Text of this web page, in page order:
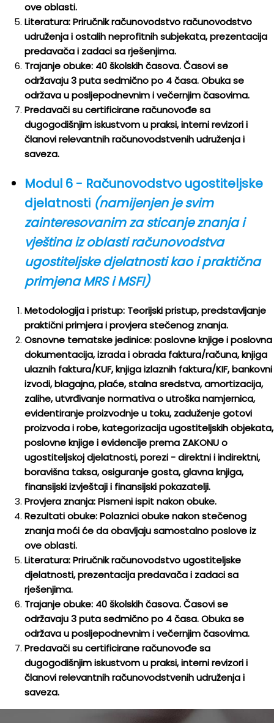
ove oblasti.
Literatura: Priručnik računovodstvo računovodstvo
udruženja i ostalih neprofitnih subjekata, prezentacija
predavača i zadaci sa rješenjima.
Trajanje obuke: 40 školskih časova. Časovi se
održavaju 3 puta sedmično po 4 časa. Obuka se
održava u posljepodnevnim i večernjim časovima.
Predavači su certificirane računovođe sa
dugogodišnjim iskustvom u praksi, interni revizori i
članovi relevantnih računovodstvenih udruženja i
saveza.
Modul 6 - Računovodstvo ugostiteljske
djelatnosti (namijenjen je svim
zainteresovanim za sticanje znanja i
vještina iz oblasti računovodstva
ugostiteljske djelatnosti kao i praktična
primjena MRS i MSFI)
Metodologija i pristup: Teorijski pristup, predstavljanje
praktični primjera i provjera stečenog znanja.
Osnovne tematske jedinice: poslovne knjige i poslovna
dokumentacija, izrada i obrada faktura/računa, knjiga
ulaznih faktura/KUF, knjiga izlaznih faktura/KIF, bankovni
izvodi, blagajna, plaće, stalna sredstva, amortizacija,
zalihe, utvrđivanje normativa o utroška namjernica,
evidentiranje proizvodnje u toku, zaduženje gotovi
proizvoda i robe, kategorizacija ugostiteljskih objekata,
poslovne knjige i evidencije prema ZAKONU o
ugostiteljskoj djelatnosti, porezi - direktni i indirektni,
boravišna taksa, osiguranje gosta, glavna knjiga,
finansijski izvještaji i finansijski pokazatelji.
Provjera znanja: Pismeni ispit nakon obuke.
Rezultati obuke: Polaznici obuke nakon stečenog
znanja moći će da obavljaju samostalno poslove iz
ove oblasti.
Literatura: Priručnik računovodstvo ugostiteljske
djelatnosti, prezentacija predavača i zadaci sa
rješenjima.
Trajanje obuke: 40 školskih časova. Časovi se
održavaju 3 puta sedmično po 4 časa. Obuka se
održava u posljepodnevnim i večernjim časovima.
Predavači su certificirane računovođe sa
dugogodišnjim iskustvom u praksi, interni revizori i
članovi relevantnih računovodstvenih udruženja i
saveza.